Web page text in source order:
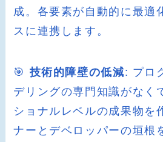
成。各要素が自動的に最適
スに連携します。
🎯 技術的障壁の低減: プロ
デリングの専門知識がなく
ショナルレベルの成果物を
ナーとデベロッパーの垣根